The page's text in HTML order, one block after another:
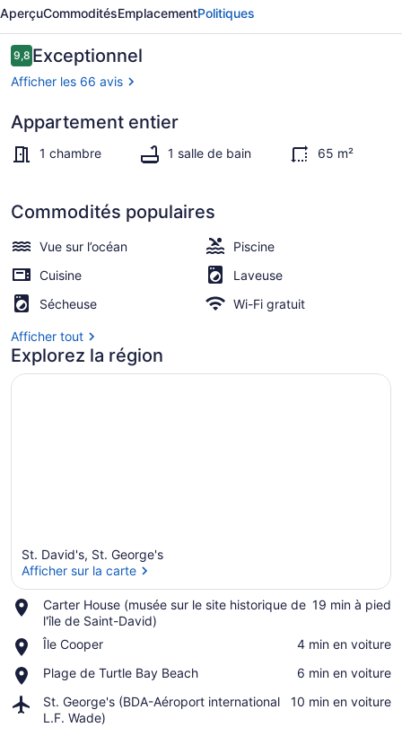
Zen
Retreat
w/
&
Airport
+
EV
Charger
AperçuCommoditésEmplacementPolitiques
Avis
9,89,8 sur 10 –
Exceptionnel
Afficher les 66 avis
Appartement entier
1 chambre 1 salle de bain 65 m²
Commodités populaires
Vue sur l’océan
Piscine
Cuisine
Laveuse
Sécheuse
Wi-Fi gratuit
Afficher tout
Explorez la région
St. David's, St. George's
Afficher sur la carte
Carter House (musée sur le site historique de
l'île de Saint-David)
Place,
Carter
House
(musée
sur
site
historique
‪19 min à pied‬
Île Cooper
Place,
Cooper
‪4 min en voiture‬
Plage de Turtle Bay Beach
Place,
de
Turtle
‪6 min en voiture‬
St. George's (BDA-Aéroport international
L.F. Wade)
Airport,
St.
‪10 min en voiture‬